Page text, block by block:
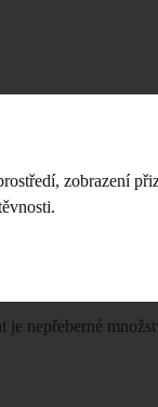
zobrazení
rámeček na zeď
nepřeberné